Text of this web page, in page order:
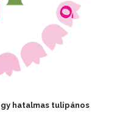
hatalmas tulipános